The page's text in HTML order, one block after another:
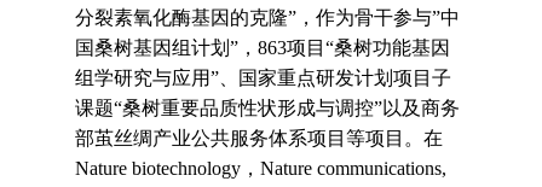
分裂素氧化酶基因的克隆” ，作为骨干参与”中
国桑树基因组计划” ，863项目“桑树功能基因
组学研究与应用” 、国家重点研发计划项目子
课题“桑树重要品质性状形成与调控”以及商务
部茧丝绸产业公共服务体系项目等项目。在
Nature biotechnology ，Nature communications,